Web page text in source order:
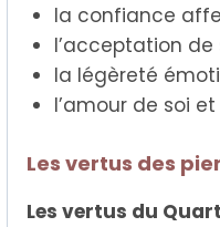
la confiance
l’acceptation de
la légèreté
l’amour de soi
Les vertus des
Les vertus du